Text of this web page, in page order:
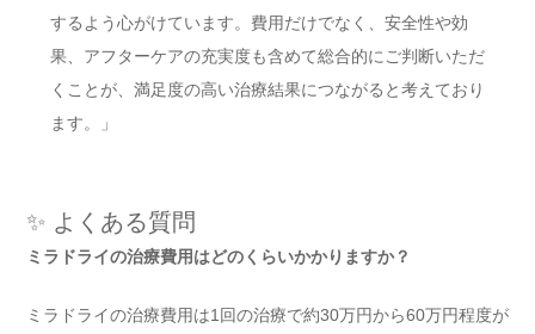
するよう心がけています。費用だけでなく、安全性や効
果、アフターケアの充実度も含めて総合的にご判断いただ
くことが、満足度の高い治療結果につながると考えており
ます。」
✨ よくある質問
ミラドライの治療費用はどのくらいかかりますか？
ミラドライの治療費用は1回の治療で約30万円から60万円程度が